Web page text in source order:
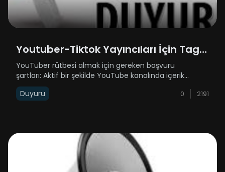
Youtuber-Tiktok Yayıncıları İçin Tag
İsteyenlere Duyuru
YouTuber rütbesi almak için gereken başvuru
şartları: Aktif bir şekilde YouTube kanalında içerik
üretiyor olman gerekiyor.5.000 aboneye sahip olman
gerekiyor.5.000 abonenin yanında attığın her bir
Duyuru 0 2191